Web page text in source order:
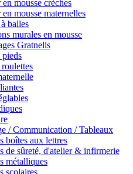
mousse crèches
mousse maternelles
balles
murales en mousse
Gratnells
pieds
/ Communication / Tableaux
boîtes aux lettres
de sûreté, d'atelier & infirmerie
métalliques
scolaires